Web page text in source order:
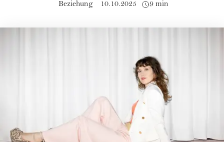
Beziehung 10.10.2025 9 min